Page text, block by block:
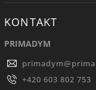
KONTAKT
PRIMADYM
primadym@
+420 603 802 753